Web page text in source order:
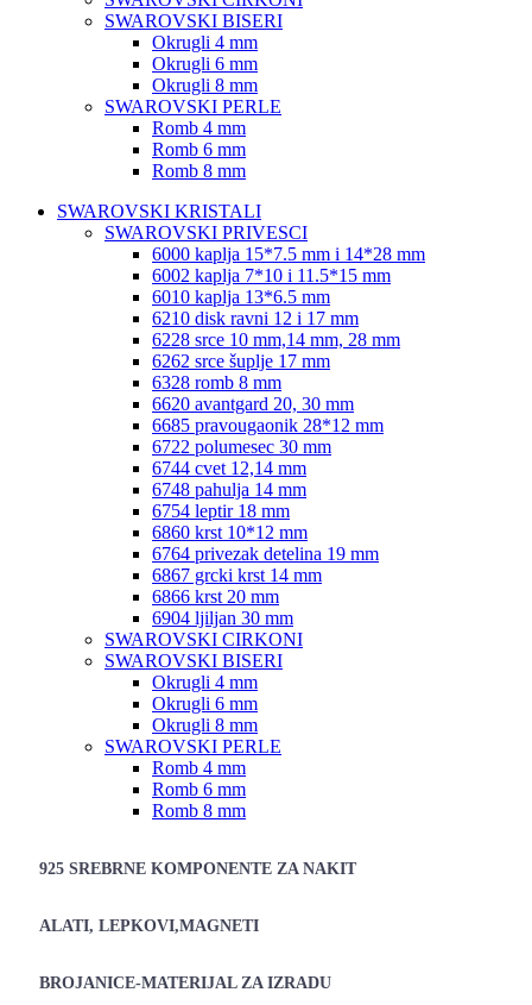
SWAROVSKI BISERI
Okrugli 4 mm
Okrugli 6 mm
Okrugli 8 mm
SWAROVSKI PERLE
Romb 4 mm
Romb 6 mm
Romb 8 mm
SWAROVSKI KRISTALI
SWAROVSKI PRIVESCI
6000 kaplja 15*7.5 mm i 14*28 mm
6002 kaplja 7*10 i 11.5*15 mm
6010 kaplja 13*6.5 mm
6210 disk ravni 12 i 17 mm
6228 srce 10 mm,14 mm, 28 mm
6262 srce šuplje 17 mm
6328 romb 8 mm
6620 avantgard 20, 30 mm
6685 pravougaonik 28*12 mm
6722 polumesec 30 mm
6744 cvet 12,14 mm
6748 pahulja 14 mm
6754 leptir 18 mm
6860 krst 10*12 mm
6764 privezak detelina 19 mm
6867 grcki krst 14 mm
6866 krst 20 mm
6904 ljiljan 30 mm
SWAROVSKI CIRKONI
SWAROVSKI BISERI
Okrugli 4 mm
Okrugli 6 mm
Okrugli 8 mm
SWAROVSKI PERLE
Romb 4 mm
Romb 6 mm
Romb 8 mm
925 SREBRNE KOMPONENTE ZA NAKIT
ALATI, LEPKOVI,MAGNETI
BROJANICE-MATERIJAL ZA IZRADU